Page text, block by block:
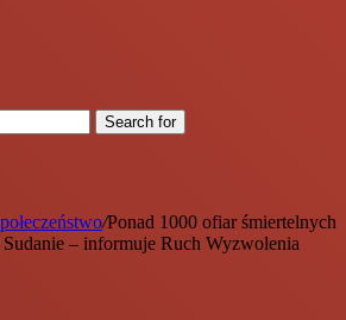
Search for
/Ponad 1000 ofiar śmiertelnych
– informuje Ruch Wyzwolenia